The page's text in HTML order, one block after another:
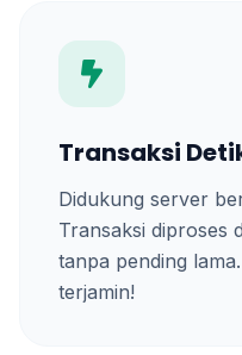
Transaksi
Didukung server
Transaksi diproses
tanpa pending
terjamin!